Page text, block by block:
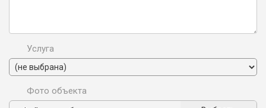
Услуга
Фото объекта